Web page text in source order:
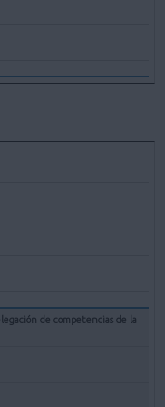
de competencias de la